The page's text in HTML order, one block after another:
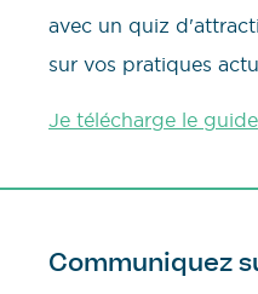
avec un quiz
sur vos pratiques
Je télécharge le guide
Communiquez